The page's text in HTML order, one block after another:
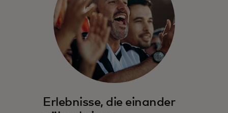
Erlebnisse, die einander